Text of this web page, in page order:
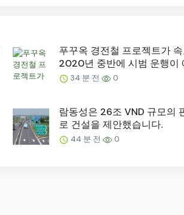
푸꾸옥 경전철 프로젝트가
2020년 중반에 시범 운행이
34 분 전 0
람동성은 26조 VND 규모의
로 건설을 제안했습니다.
44 분 전 0